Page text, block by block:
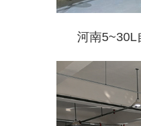
河南5~30L